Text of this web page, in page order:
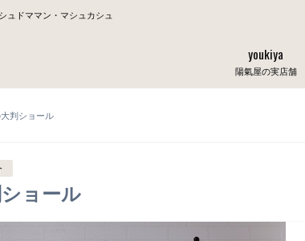
ドママン・マシュカシュ
陽氣屋の実店舗
youkiya
判ショール
ョール